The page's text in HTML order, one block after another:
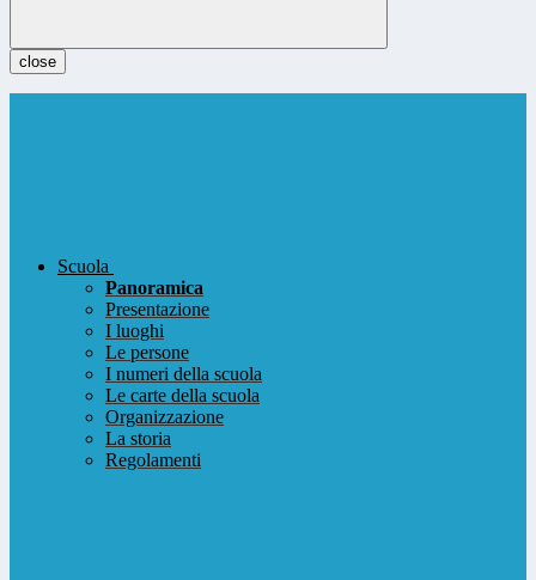
close
Scuola
Panoramica
Presentazione
I luoghi
Le persone
I numeri della scuola
Le carte della scuola
Organizzazione
La storia
Regolamenti